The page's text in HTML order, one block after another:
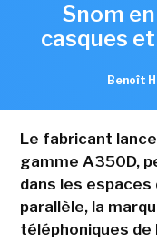
Snom
casques
Benoît
Le fabricant
gamme A350D,
dans les espaces
parallèle, la
téléphoniques